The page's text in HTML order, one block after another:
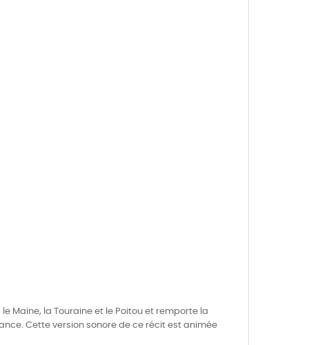
Maine, la Touraine et le Poitou et remporte la
Cette version sonore de ce récit est animée